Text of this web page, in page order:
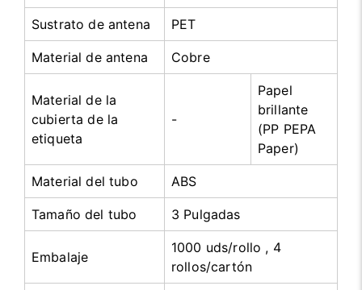
Sustrato de antena PET
Material de antena Cobre
Material de la
cubierta de la
etiqueta
-
Papel
brillante
(PP PEPA
Paper)
Material del tubo ABS
Tamaño del tubo 3 Pulgadas
Embalaje
1000 uds/rollo , 4
rollos/cartón